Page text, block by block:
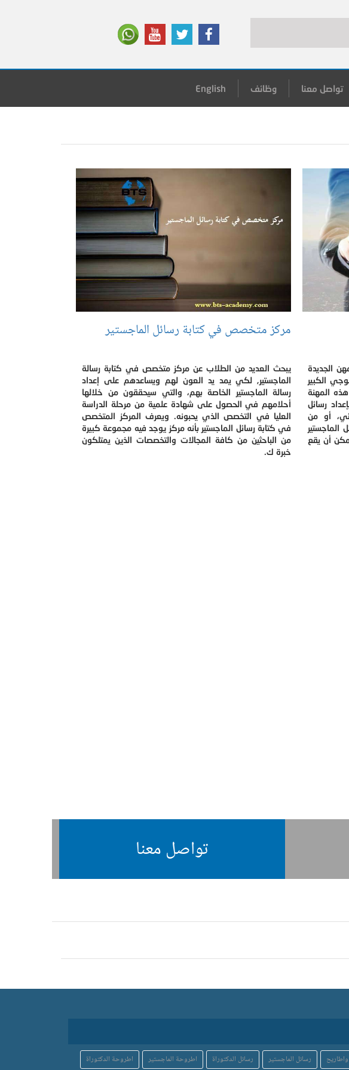
تواصل معنا وظائف English
الجديدة
الكبير
المهنة
رسائل
أو من
أن يقع
مركز متخصص في كتابة رسائل الماجستير
يبحث العديد من الطلاب عن مركز متخصص في كتابة رسالة
الماجستير, لكي يمد يد العون لهم ويساعدهم على إعداد
رسالة الماجستير الخاصة بهم، والتي سيحققون من خلالها
أحلامهم في الحصول على شهادة علمية من مرحلة الدراسة
العليا في التخصص الذي يحبونه. ويعرف المركز المتخصص
في كتابة رسائل الماجستير بأنه مركز يوجد فيه مجموعة كبيرة
من الباحثين من كافة المجالات والتخصصات الذين يمتلكون
خبرة ك.
تواصل معنا
رسائل الماجستير رسائل الدكتوراة اطروحة الماجستير اطروحة الدكتوراة